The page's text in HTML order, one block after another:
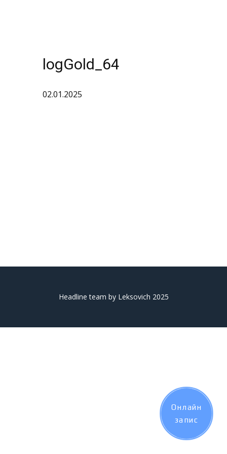
logGold_64
02.01.2025
Headline team by Leksovich 2025
Онлайн
запис